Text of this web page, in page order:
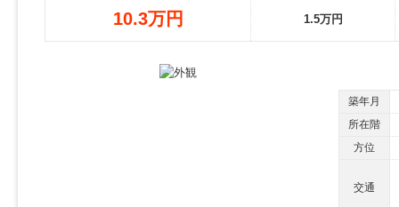
10.3万円 1.5万円
築年月
所在階
方位
交通